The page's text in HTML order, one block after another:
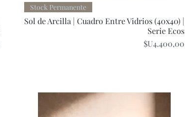
Quick View
Stock Permanente
Sol de Arcilla | Cuadro Entre Vidrios (40x40) |
Serie Ecos
Price
$U4.400,00